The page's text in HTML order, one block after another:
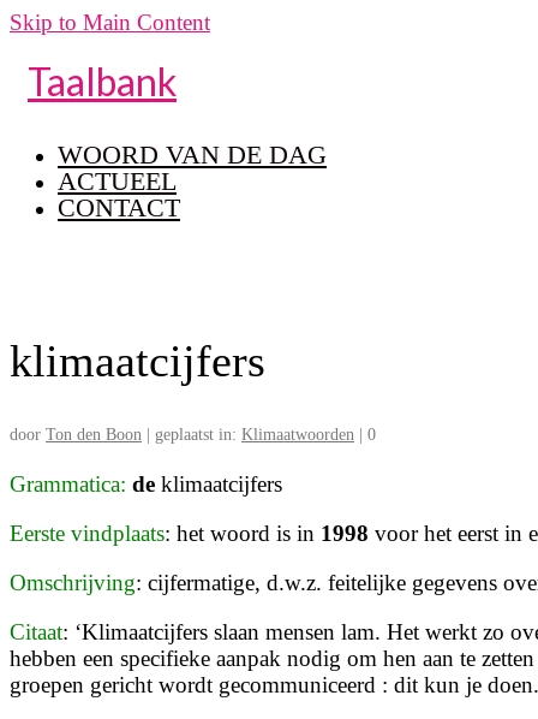
Skip to Main Content
Taalbank
WOORD VAN DE DAG
ACTUEEL
CONTACT
klimaatcijfers
door Ton den Boon geplaatst in: Klimaatwoorden 0
Grammatica: de klimaatcijfers
Eerste vindplaats: het woord is in 1998 voor het eerst in
Omschrijving: cijfermatige, d.w.z. feitelijke gegevens
Citaat: ‘Klimaatcijfers slaan mensen lam. Het werkt zo
hebben een specifieke aanpak nodig om hen aan te
groepen gericht wordt gecommuniceerd : dit kun je doen